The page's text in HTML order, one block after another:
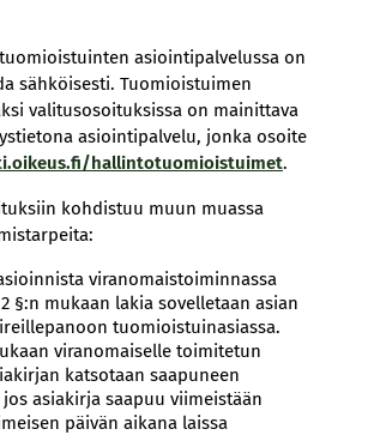
asiointipalvelussa on
sähköisesti. Tuomioistuimen
valitusosoituksissa on mainittava
asiointipalvelu, jonka osoite
hallintotuomioistuimet.
kohdistuu muun muassa
viranomaistoiminnassa
§:n mukaan lakia sovelletaan asian
tuomioistuinasiassa.
viranomaiselle toimitetun
katsotaan saapuneen
jos asiakirja saapuu viimeistään
päivän aikana laissa